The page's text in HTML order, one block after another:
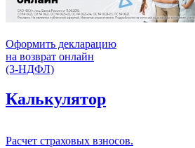
Оформить декларацию
на возврат онлайн
(3-НДФЛ)
Калькулятор
Расчет страховых взносов.